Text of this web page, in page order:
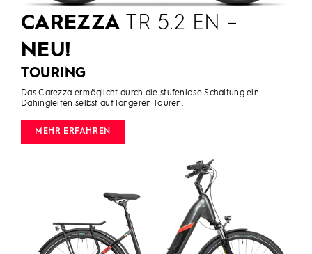
CAREZZA TR 5.2 EN –
NEU!
TOURING
Das Carezza ermöglicht durch die stufenlose Schaltung ein
Dahingleiten selbst auf längeren Touren.
MEHR ERFAHREN